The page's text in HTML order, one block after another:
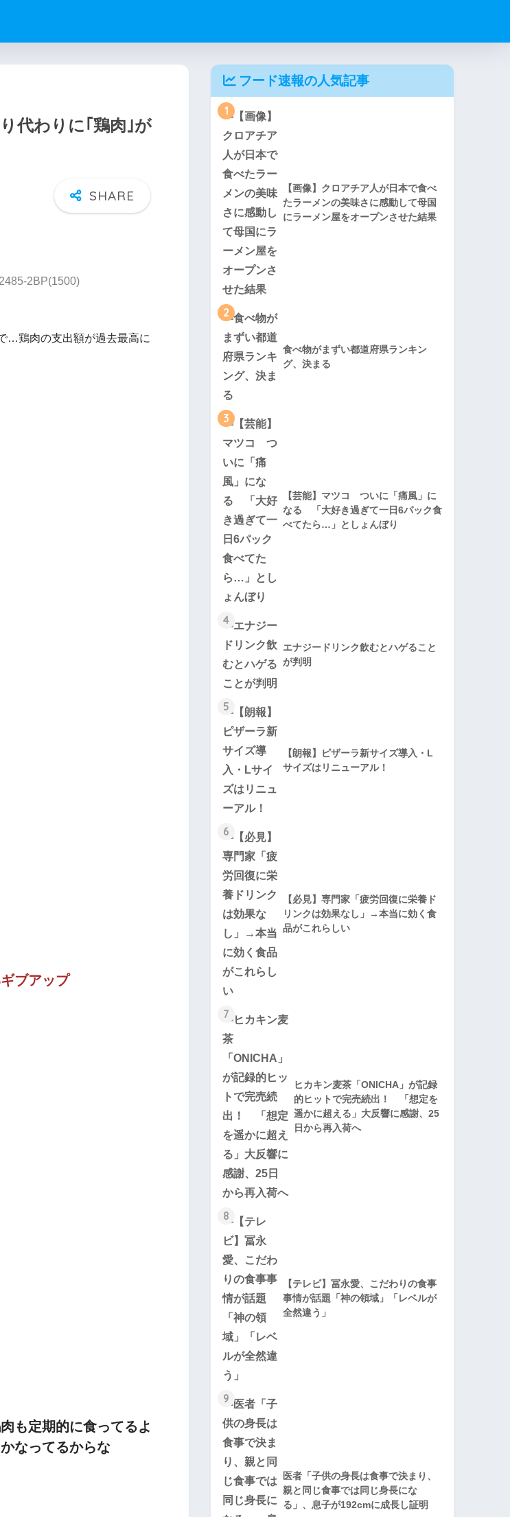
代わりに｢鶏肉｣が
2BP(1500)
…鶏肉の支出額が過去最高に
ブアップ
も定期的に食ってるよ
なってるからな
フード速報の人気記事
1
【画像】クロアチア人が日本で食べ
たラーメンの美味さに感動して母国
にラーメン屋をオープンさせた結果
2
食べ物がまずい都道府県ランキン
グ、決まる
3
【芸能】マツコ ついに「痛風」に
なる 「大好き過ぎて一日6パック食
べてたら…」としょんぼり
4
エナジードリンク飲むとハゲること
が判明
5
【朗報】ピザーラ新サイズ導入・L
サイズはリニューアル！
6
【必見】専門家「疲労回復に栄養ド
リンクは効果なし」→本当に効く食
品がこれらしい
7
ヒカキン麦茶「ONICHA」が記録
的ヒットで完売続出！ 「想定を
遥かに超える」大反響に感謝、25
日から再入荷へ
8
【テレビ】冨永愛、こだわりの食事
事情が話題「神の領域」「レベルが
全然違う」
9
医者「子供の身長は食事で決まり、
親と同じ食事では同じ身長にな
る」、息子が192cmに成長し証明